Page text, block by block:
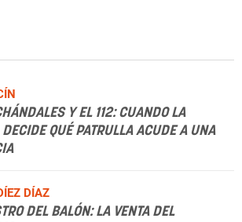
Y EL 112: CUANDO LA
DECIDE QUÉ PATRULLA ACUDE A UNA
DÍAZ
DEL BALÓN: LA VENTA DEL